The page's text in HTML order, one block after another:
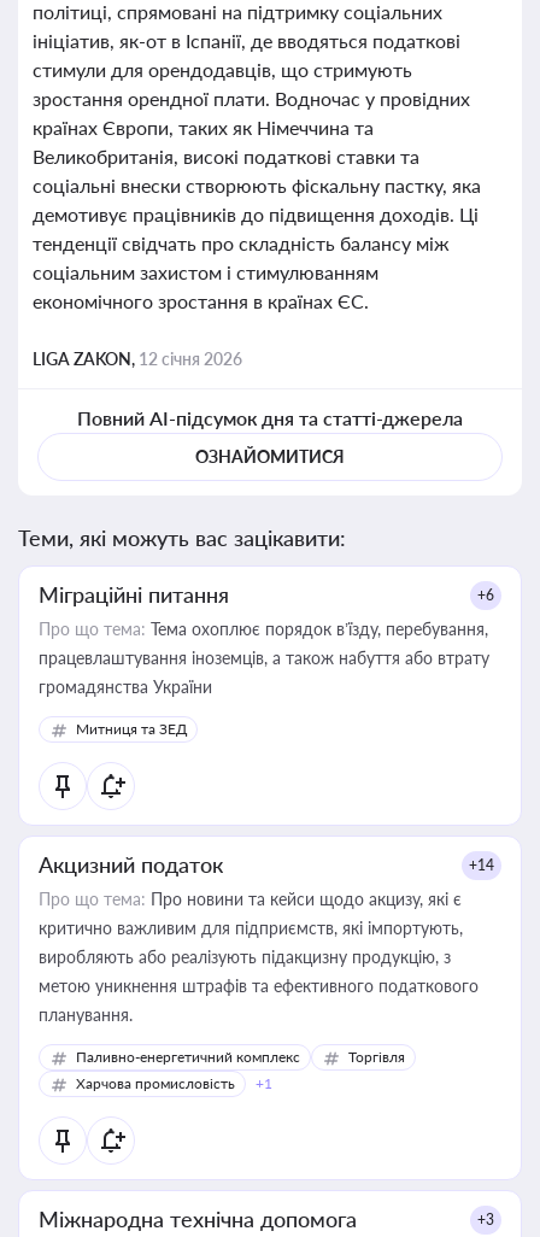
політиці, спрямовані на підтримку соціальних
ініціатив, як-от в Іспанії, де вводяться податкові
стимули для орендодавців, що стримують
зростання орендної плати. Водночас у провідних
країнах Європи, таких як Німеччина та
Великобританія, високі податкові ставки та
соціальні внески створюють фіскальну пастку, яка
демотивує працівників до підвищення доходів. Ці
тенденції свідчать про складність балансу між
соціальним захистом і стимулюванням
економічного зростання в країнах ЄС.
LIGA ZAKON, 12 січня 2026
Повний AI-підсумок дня та статті-джерела
ОЗНАЙОМИТИСЯ
Теми, які можуть вас зацікавити:
Міграційні питання +6
Про що тема: Тема охоплює порядок в’їзду, перебування,
працевлаштування іноземців, а також набуття або втрату
громадянства України
Митниця та ЗЕД
Акцизний податок +14
Про що тема: Про новини та кейси щодо акцизу, які є
критично важливим для підприємств, які імпортують,
виробляють або реалізують підакцизну продукцію, з
метою уникнення штрафів та ефективного податкового
планування.
Паливно-енергетичний комплекс
Торгівля
Харчова промисловість
+1
Міжнародна технічна допомога +3